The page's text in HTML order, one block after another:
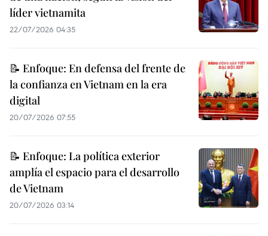
líder vietnamita
22/07/2026 04:35
📝 Enfoque: En defensa del frente de
la confianza en Vietnam en la era
digital
20/07/2026 07:55
📝 Enfoque: La política exterior
amplía el espacio para el desarrollo
de Vietnam
20/07/2026 03:14